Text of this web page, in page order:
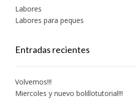
Labores
Labores para peques
Entradas recientes
Volvemos!!!
Miercoles y nuevo bolillotutorial!!!